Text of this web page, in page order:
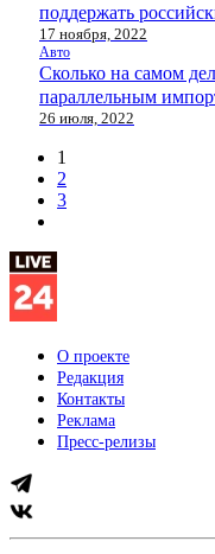
поддержать
17 ноября, 2022
Авто
Сколько на самом
параллельным
26 июля, 2022
1
2
3
О проекте
Редакция
Контакты
Реклама
Пресс-релизы